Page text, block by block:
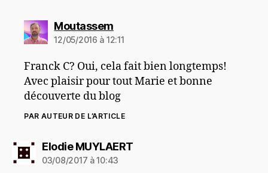
Moutassemdit :
12/05/2016 à 12:11
Franck C? Oui, cela fait bien longtemps!
Avec plaisir pour tout Marie et bonne
découverte du blog
PAR AUTEUR DE L’ARTICLE
Elodie MUYLAERTdit :
03/08/2017 à 10:43